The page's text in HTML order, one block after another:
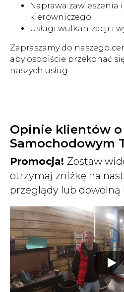
Naprawa zawieszenia i
kierowniczego
Usługi wulkanizacji i
Zapraszamy do naszego
aby osobiście przekonać
naszych usług.
Opinie klientów o
Samochodowym
Promocja! Zostaw
otrzymaj zniżkę na
przeglądy lub dowolną